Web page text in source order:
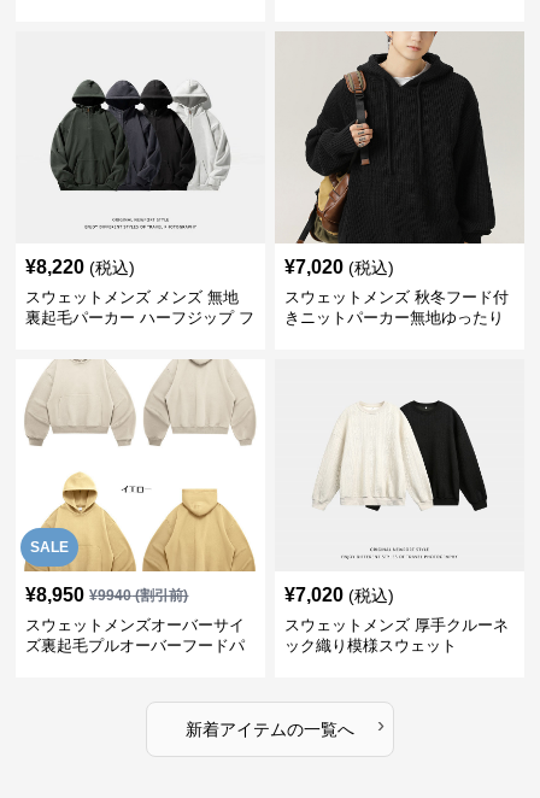
¥8,220 (税込)
スウェットメンズ メンズ 無地
裏起毛パーカー ハーフジップ フ
¥7,020 (税込)
スウェットメンズ 秋冬フード付
きニットパーカー無地ゆったり
SALE
¥8,950 ¥9940(割引前)
スウェットメンズオーバーサイ
ズ裏起毛プルオーバーフードパ
¥7,020 (税込)
スウェットメンズ 厚手クルーネ
ック織り模様スウェット
新着アイテムの一覧へ ›